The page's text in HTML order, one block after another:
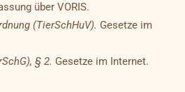
über VORIS.
(TierSchHuV). Gesetze im
§ 2. Gesetze im Internet.